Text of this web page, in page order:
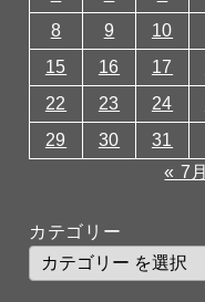
8
9 10
15
16 17
22
23 24
29
30
31
« 7月
カテゴリー